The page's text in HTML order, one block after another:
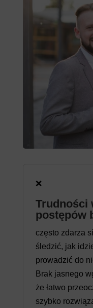
❌
Trudności
postępów
często zdarza
śledzić, jak
prowadzić do
Brak jasnego
że łatwo
szybko